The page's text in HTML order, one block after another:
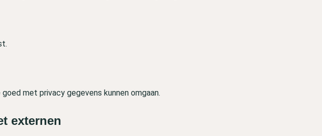
met privacy gegevens kunnen omgaan.
externen